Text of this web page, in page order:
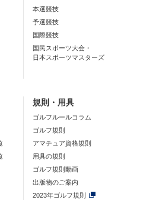
本選競技
予選競技
国際競技
国民スポーツ大会・
日本スポーツマスターズ
規則・用具
ゴルフルールコラム
ゴルフ規則
アマチュア資格規則
用具の規則
ゴルフ規則動画
出版物のご案内
2023年ゴルフ規則